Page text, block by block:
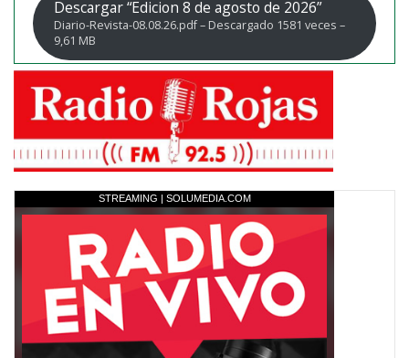
Descargar “Edicion 8 de agosto de 2026”
Diario-Revista-08.08.26.pdf – Descargado 1581 veces –
9,61 MB